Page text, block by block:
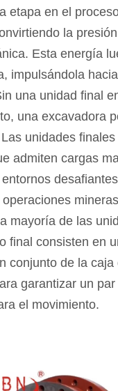
etapa en el
la
Esta energía
impulsándola
una unidad final
una excavadora
unidades
admiten cargas
mayoría de las
final consisten en
conjunto de la caja
garantizar un par
el movimiento.